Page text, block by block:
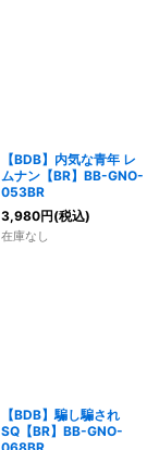
【BDB】内気な青年 レ
ムナン【BR】BB-GNO-
053BR
3,980円(税込)
在庫なし
【BDB】騙し騙され
SQ【BR】BB-GNO-